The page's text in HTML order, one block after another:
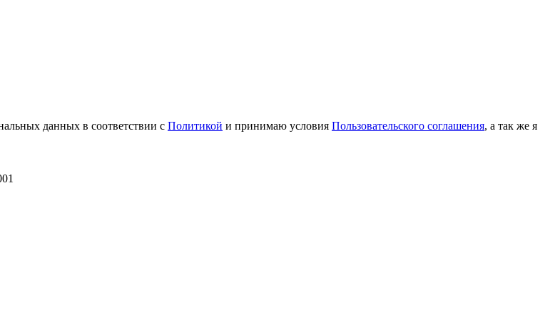
данных в соответствии с Политикой и принимаю условия Пользовательского соглашения, а так же я